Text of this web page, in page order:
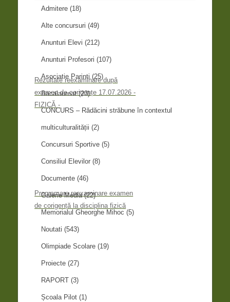
Rezultate reexaminare după
examen de corigențe 17.07.2026 -
FIZICĂ -
Programare reexaminare examen
de corigență la disciplina fizică
Admitere (18)
Alte concursuri (49)
Anunturi Elevi (212)
Anunturi Profesori (107)
Asociatie Parinti (25)
Bacalaureat(23)
CONCURS – Rădăcini străbune în contextul
multiculturalității (2)
Concursuri Sportive (5)
Consiliul Elevilor (8)
Documente (46)
Galerie Media(22)
Memorialul Gheorghe Mihoc (5)
Noutati (543)
Olimpiade Scolare (19)
Proiecte (27)
RAPORT (3)
Școala Pilot (1)